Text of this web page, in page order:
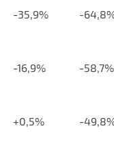
-35,9% -
-16,9% -58,7%
+0,5% -